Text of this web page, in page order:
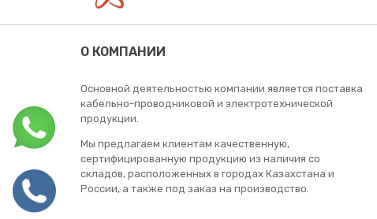
О КОМПАНИИ
Основной деятельностью компании является поставка
кабельно-проводниковой и электротехнической
продукции.
Мы предлагаем клиентам качественную,
сертифицированную продукцию из наличия со
складов, расположенных в городах Казахстана и
России, а также под заказ на производство.